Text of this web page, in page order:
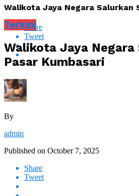
Walikota Jaya Negara Salurkan
Share
Tweet
Terkini
Walikota Jaya Negara
Pasar Kumbasari
By
admin
Published on October 7, 2025
Share
Tweet